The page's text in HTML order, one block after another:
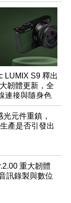
LUMIX S9 釋出
韌體更新，全
連接與隨身色
元件重鎮，
產是否引發出
重大韌體
訊錄製與數位